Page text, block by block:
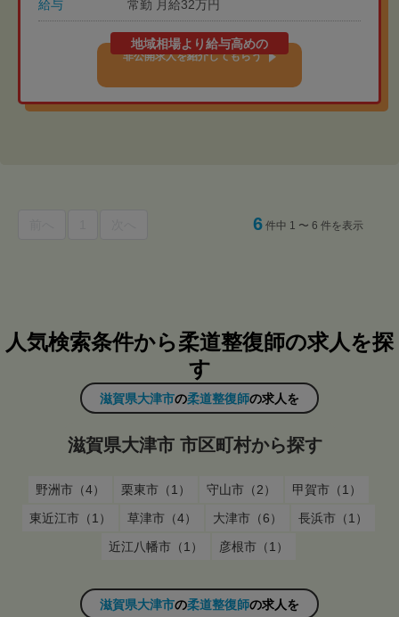
給与 常勤 月給32万円
地域相場より給与高めの
非公開求人を紹介してもらう
6 件中 1 〜 6 件を表示
人気検索条件から柔道整復師の求人を探
す
滋賀県大津市の柔道整復師の求人を
滋賀県大津市 市区町村から探す
野洲市（4） 栗東市（1） 守山市（2）
甲賀市（1）
東近江市（1）
草津市（4） 大津市（6）
長浜市（1）
近江八幡市（1）
彦根市（1）
滋賀県大津市の柔道整復師の求人を